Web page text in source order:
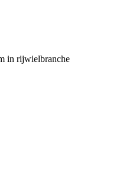
in rijwielbranche